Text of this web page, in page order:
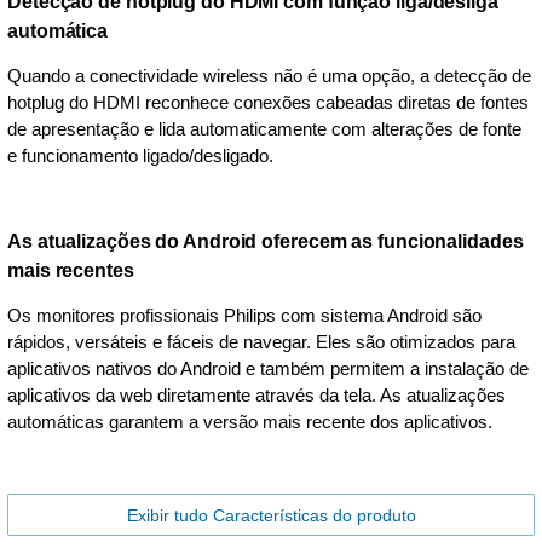
automática
Quando a conectividade wireless não é uma opção, a detecção de
hotplug do HDMI reconhece conexões cabeadas diretas de fontes
de apresentação e lida automaticamente com alterações de fonte
e funcionamento ligado/desligado.
As atualizações do Android oferecem as funcionalidades
mais recentes
Os monitores profissionais Philips com sistema Android são
rápidos, versáteis e fáceis de navegar. Eles são otimizados para
aplicativos nativos do Android e também permitem a instalação de
aplicativos da web diretamente através da tela. As atualizações
automáticas garantem a versão mais recente dos aplicativos.
Exibir tudo Características do produto